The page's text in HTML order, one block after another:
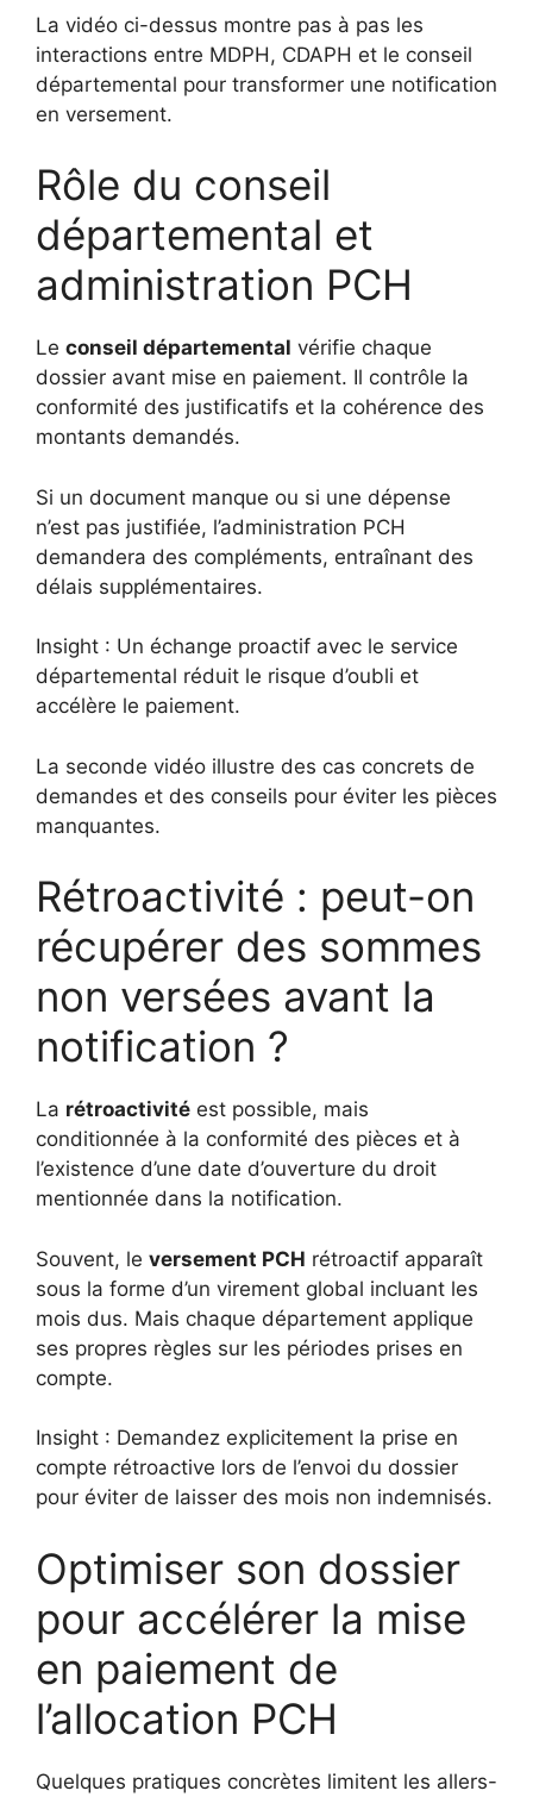
La vidéo ci-dessus montre pas à pas les
interactions entre MDPH, CDAPH et le conseil
départemental pour transformer une notification
en versement.
Rôle du conseil
départemental et
administration PCH
Le conseil départemental vérifie chaque
dossier avant mise en paiement. Il contrôle la
conformité des justificatifs et la cohérence des
montants demandés.
Si un document manque ou si une dépense
n’est pas justifiée, l’administration PCH
demandera des compléments, entraînant des
délais supplémentaires.
Insight : Un échange proactif avec le service
départemental réduit le risque d’oubli et
accélère le paiement.
La seconde vidéo illustre des cas concrets de
demandes et des conseils pour éviter les pièces
manquantes.
Rétroactivité : peut-on
récupérer des sommes
non versées avant la
notification ?
La rétroactivité est possible, mais
conditionnée à la conformité des pièces et à
l’existence d’une date d’ouverture du droit
mentionnée dans la notification.
Souvent, le versement PCH rétroactif apparaît
sous la forme d’un virement global incluant les
mois dus. Mais chaque département applique
ses propres règles sur les périodes prises en
compte.
Insight : Demandez explicitement la prise en
compte rétroactive lors de l’envoi du dossier
pour éviter de laisser des mois non indemnisés.
Optimiser son dossier
pour accélérer la mise
en paiement de
l’allocation PCH
Quelques pratiques concrètes limitent les allers-